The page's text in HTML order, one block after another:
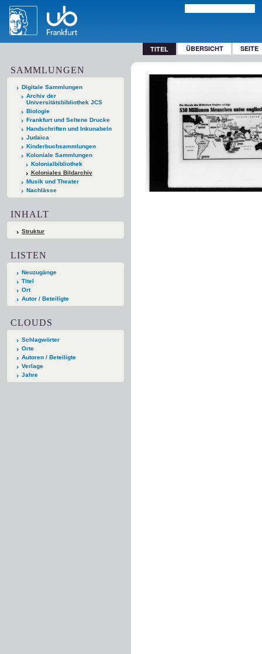
TITEL ÜBERSICHT SEITE
SAMMLUNGEN
Digitale Sammlungen
Archiv der
Universitätsbibliothek JCS
Biologie
Frankfurt und Seltene Drucke
Handschriften und Inkunabeln
Judaica
Kinderbuchsammlungen
Koloniale Sammlungen
Kolonialbibliothek
Koloniales Bildarchiv
Musik und Theater
Nachlässe
INHALT
Struktur
LISTEN
Neuzugänge
Titel
Ort
Autor / Beteiligte
CLOUDS
Schlagwörter
Orte
Autoren / Beteiligte
Verlage
Jahre